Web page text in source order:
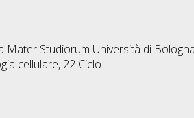
Mater Studiorum Università di
cellulare, 22 Ciclo.